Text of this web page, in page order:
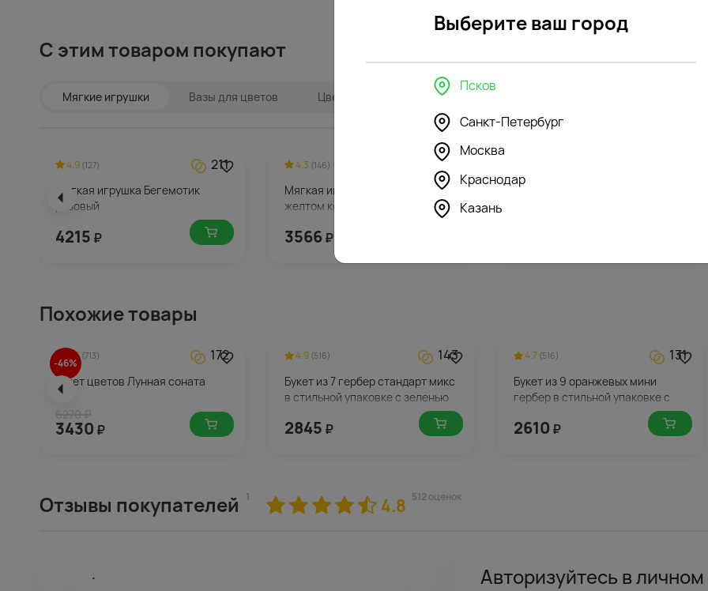
С этим товаром покупают
Мягкие игрушки Вазы для цветов Цветы в интерьере
4.9 (127) 211
Мягкая игрушка Бегемотик
розовый
4215 ₽
4.3 (146) 179
Мягкая игрушка Зайка Ми в
желтом комбинезоне
3566₽
Мягкая игрушка Зайка Глори
Похожие товары
-46%
4.6(713) 172
Букет цветов Лунная соната
6270 ₽
3430 ₽
4.9 (516) 143
Букет из 7 гербер стандарт микс
в стильной упаковке с зеленью
2845 ₽
4.7 (516) 131
Букет из 9 оранжевых мини
гербер в стильной упаковке с
2610 ₽
Отзывы покупателей 1 4.8 512 оценок
. Авторизуйтесь в
Выберите ваш город
Псков
Санкт-Петербург
Москва
Краснодар
Казань